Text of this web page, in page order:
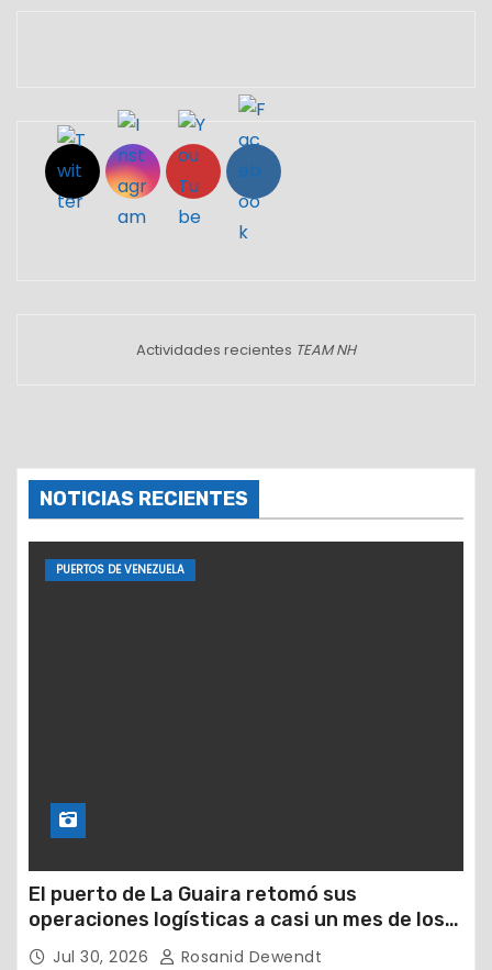
Actividades recientes TEAM NH
NOTICIAS RECIENTES
PUERTOS DE VENEZUELA
El puerto de La Guaira retomó sus
operaciones logísticas a casi un mes de los
devastadores terremotos
Jul 30, 2026 Rosanid Dewendt